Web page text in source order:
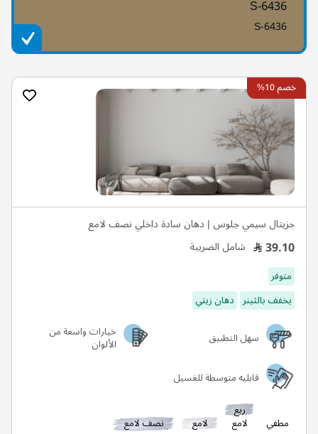
S-6436
S-6436
خصم 10%
جزيتال سيمي جلوس | دهان سادة داخلي نصف لامع
39.10 شامل الضريبة
متوفر
يخفف بالثينر دهان زيتي
سهل التطبيق
خيارات واسعة من
الألوان
قابليه متوسطة للغسيل
مطفي
ربع
لامع لامع نصف لامع